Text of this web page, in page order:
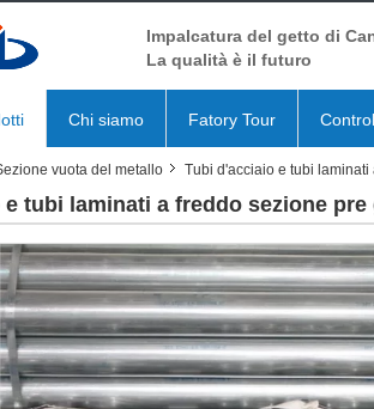
Impalcatura del getto di
La qualità è il futuro
Chi siamo Fatory Tour
vuota del metallo Tubi d'acciaio e tubi
tubi laminati a freddo sezione